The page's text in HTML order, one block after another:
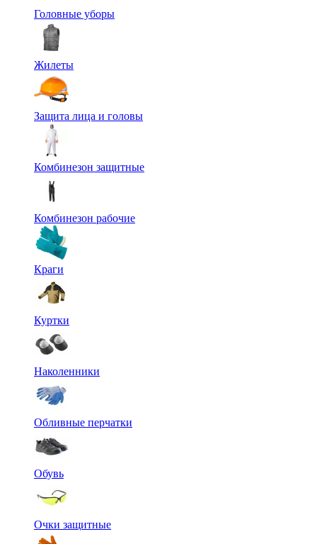
Головные уборы
Жилеты
Защита лица и головы
Комбинезон защитные
Комбинезон рабочие
Краги
Куртки
Наколенники
Обливные перчатки
Обувь
Очки защитные